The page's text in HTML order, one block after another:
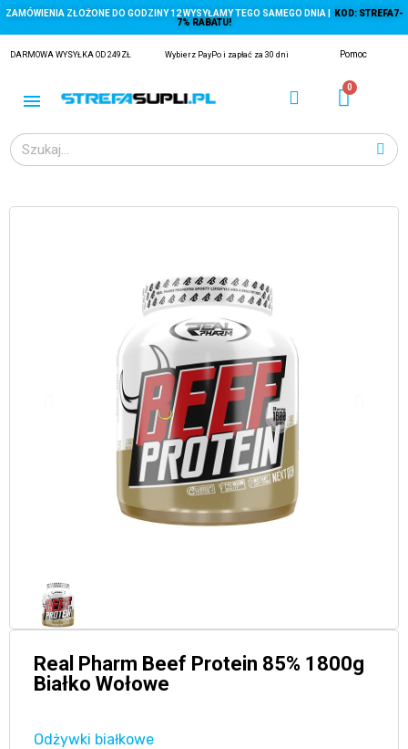
ZAMÓWIENIA ZŁOŻONE DO GODZINY 12 WYSYŁAMY TEGO SAMEGO DNIA |
KOD: STREFA7-
7% RABATU!
DARMOWA WYSYŁKA OD 249ZŁ Wybierz PayPo i zapłać za 30 dni Pomoc
Real Pharm Beef Protein 85% 1800g
Białko Wołowe
Odżywki białkowe